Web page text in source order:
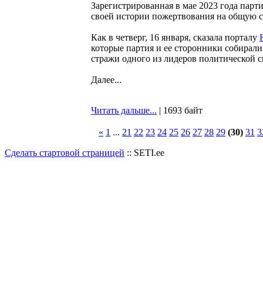
Зарегистрированная в мае 2023 года
своей истории пожертвования на общую
Как в четверг, 16 января, сказала порталу
которые партия и ее сторонники
стражи одного из лидеров политической
Далее...
Читать дальше... | 1693 байт
« 1 ... 21 22 23 24 25 26 27 28 29 (30) 31
Сделать стартовой страницей :: SETI.ee